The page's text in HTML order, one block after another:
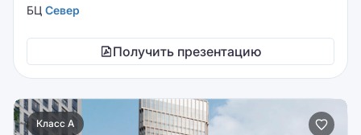
БЦ Север
Получить презентацию
Класс A